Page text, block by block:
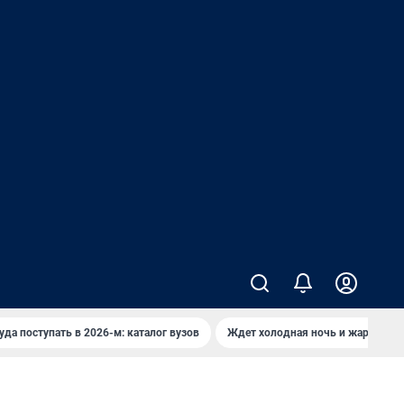
поступать в 2026-м: каталог вузов Ждет холодная ночь и жаркий